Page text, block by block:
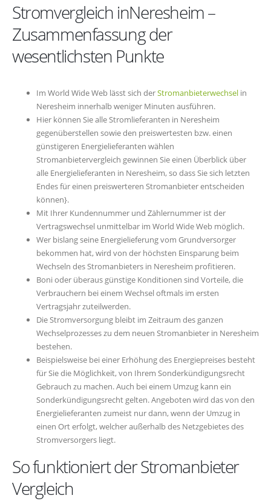
Stromvergleich inNeresheim –
Zusammenfassung der
wesentlichsten Punkte
Im World Wide Web lässt sich derStromanbieterwechsel in
Neresheim innerhalb weniger Minuten ausführen.
Hier können Sie alle Stromlieferanten in Neresheim
gegenüberstellen sowie den preiswertesten bzw. einen
günstigeren Energielieferanten wählen
Stromanbietervergleich gewinnen Sie einen Überblick über
alle Energielieferanten in Neresheim, so dass Sie sich letzten
Endes für einen preiswerteren Stromanbieter entscheiden
können}.
Mit Ihrer Kundennummer und Zählernummer ist der
Vertragswechsel unmittelbar im World Wide Web möglich.
Wer bislang seine Energielieferung vom Grundversorger
bekommen hat, wird von der höchsten Einsparung beim
Wechseln des Stromanbieters in Neresheim profitieren.
Boni oder überaus günstige Konditionen sind Vorteile, die
Verbrauchern bei einem Wechsel oftmals im ersten
Vertragsjahr zuteilwerden.
Die Stromversorgung bleibt im Zeitraum des ganzen
Wechselprozesses zu dem neuen Stromanbieter in Neresheim
bestehen.
Beispielsweise bei einer Erhöhung des Energiepreises besteht
für Sie die Möglichkeit, von Ihrem Sonderkündigungsrecht
Gebrauch zu machen. Auch bei einem Umzug kann ein
Sonderkündigungsrecht gelten. Angeboten wird das von den
Energielieferanten zumeist nur dann, wenn der Umzug in
einen Ort erfolgt, welcher außerhalb des Netzgebietes des
Stromversorgers liegt.
So funktioniert der Stromanbieter
Vergleich